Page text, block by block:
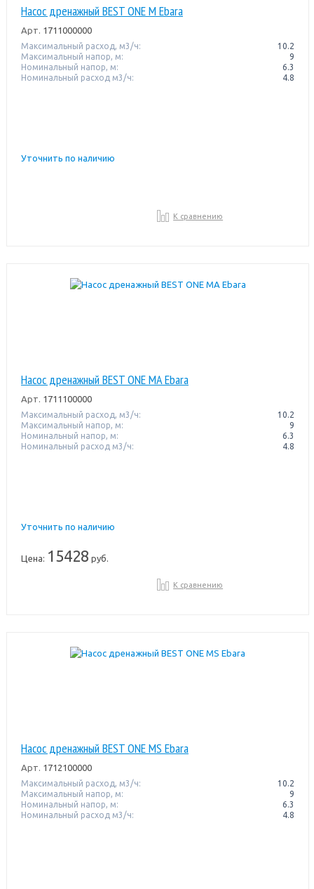
Насос дренажный BEST ONE M Ebara
Арт. 1711000000
Максимальный расход, м3/ч:
10.2
Максимальный напор, м:
9
Номинальный напор, м:
6.3
Номинальный расход м3/ч:
4.8
Уточнить по наличию
К сравнению
Насос дренажный BEST ONE MA Ebara
Арт. 1711100000
Максимальный расход, м3/ч:
10.2
Максимальный напор, м:
9
Номинальный напор, м:
6.3
Номинальный расход м3/ч:
4.8
Уточнить по наличию
Цена: 15428 руб.
К сравнению
Насос дренажный BEST ONE MS Ebara
Арт. 1712100000
Максимальный расход, м3/ч:
10.2
Максимальный напор, м:
9
Номинальный напор, м:
6.3
Номинальный расход м3/ч:
4.8